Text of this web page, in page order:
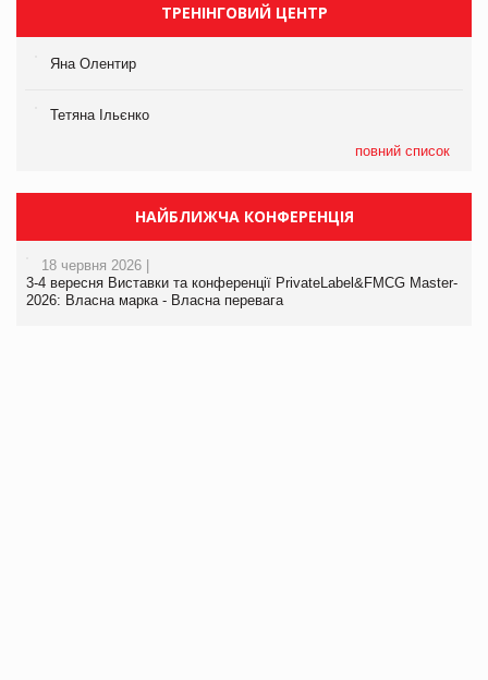
ТРЕНІНГОВИЙ ЦЕНТР
Яна Олентир
Тетяна Ільєнко
повний список
НАЙБЛИЖЧА КОНФЕРЕНЦІЯ
18 червня 2026 |
3-4 вересня Виставки та конференції PrivateLabel&FMCG Master-
2026: Власна марка - Власна перевага